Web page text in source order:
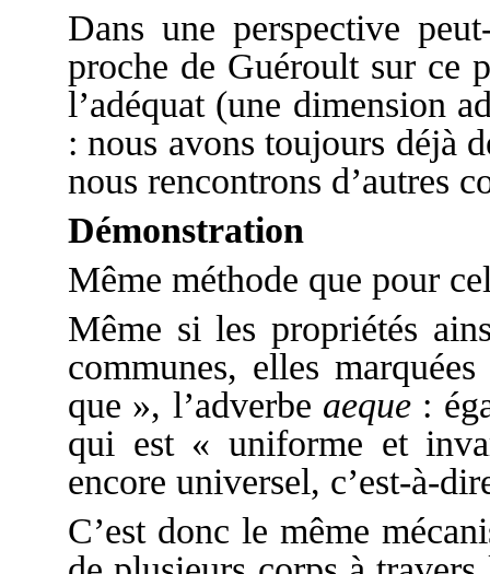
Dans une perspective
proche de Guéroult sur ce
l’adéquat (une dimension
: nous avons toujours déjà
nous rencontrons d’autres
Démonstration
Même méthode que pour
Même si les propriétés
communes, elles
que », l’adverbe aeque:
qui est « uniforme et
encore universel, c’est-à-
C’est donc le même